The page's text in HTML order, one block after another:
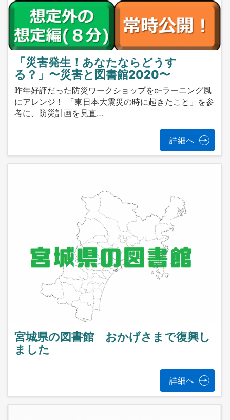
「災害発生！あなたならどうす
る？」〜災害と図書館2020〜
昨年好評だった防災ワークショップをe-ラーニング風
にアレンジ！ 「東日本大震災の時に起きたこと」を参
考に、防災計画を見直…
詳細へ
宮城県の図書館 おかげさまで復興し
ました
詳細へ